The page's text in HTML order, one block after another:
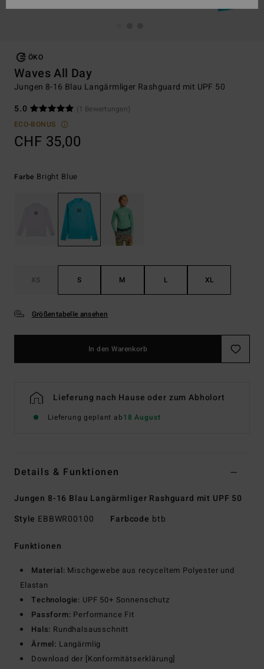
ÖKO
Waves All Day
Jungen 8-16 Blau Langärmliger Rashguard mit UPF 50
5.0
(1 Bewertungen)
ECO-BONUS
CHF 35,00
Farbe Bright Blue
XS S M L XL
Größentabelle ansehen
In den Warenkorb
Lieferung nach Hause oder zum Abholort
Lieferung geplant ab18 August
Details & Funktionen
Jungen 8-16 Blau Langärmliger Rashguard mit UPF 50
Style EBBWR00100 Farbcode btb
Funktionen
Material: Mischgewebe aus recyceltem Polyester und
Elastan
Technologie: UPF 50+ Sonnenschutz
Passform: Performance Fit
Hals: Rundhalsausschnitt
Ärmel: Langärmlig
Download der [Konformitätserklärung]